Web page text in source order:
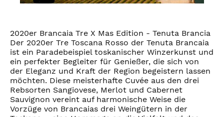
2020er Brancaia Tre X Mas Edition - Tenuta Brancia
Der 2020er Tre Toscana Rosso der Tenuta Brancaia
ist ein Paradebeispiel toskanischer Winzerkunst und
ein perfekter Begleiter für Genießer, die sich von
der Eleganz und Kraft der Region begeistern lassen
möchten. Diese meisterhafte Cuvée aus den drei
Rebsorten Sangiovese, Merlot und Cabernet
Sauvignon vereint auf harmonische Weise die
Vorzüge von Brancaias drei Weingütern in der